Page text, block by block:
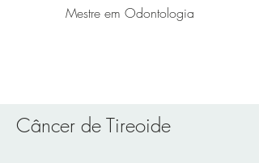
Mestre em Odontologia
Câncer de Tireoide